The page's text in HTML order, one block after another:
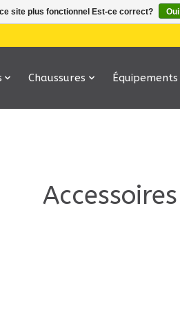
Chaussures Équipements
Accessoires
site plus fonctionnel Est-ce correct? Oui